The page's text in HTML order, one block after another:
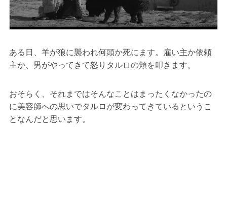
ある日、羊が狼に襲われ何頭か死にます。雇い主か依頼
主か、男がやってきて怒りタルロの頬を叩きます。
おそらく、それまではそんなことはまったくなかったの
に美容師への思いでタルロが変わってきているというこ
となんだと思います。